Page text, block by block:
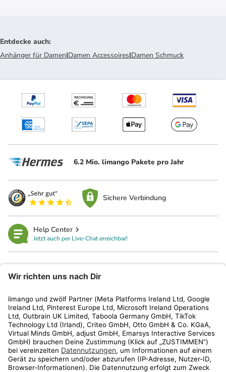
Entdecke auch:
Anhänger für Damen|Damen Accessoires|Damen Schmuck
6.2 Mio. limango Pakete pro Jahr
Sichere Verbindung
Help Center
Jetzt auch per Live-Chat erreichbar!
Kundenservice
Shop
Aktionen